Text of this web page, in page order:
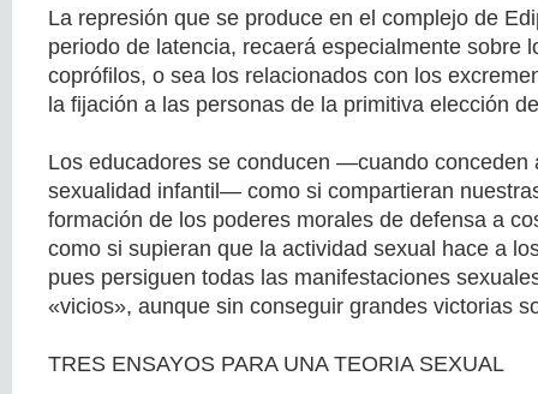
La represión que se produce en el complejo de
periodo de latencia, recaerá especialmente sobre
coprófilos, o sea los relacionados con los
la fijación a las personas de la primitiva elección
Los educadores se conducen —cuando conceden
sexualidad infantil— como si compartieran
formación de los poderes morales de defensa a
como si supieran que la actividad sexual hace a
pues persiguen todas las manifestaciones
«vicios», aunque sin conseguir grandes victorias
TRES ENSAYOS PARA UNA TEORIA SEXUAL